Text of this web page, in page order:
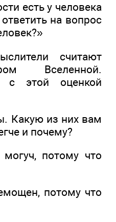
есть у человека
на вопрос
считают
Вселенной.
этой оценкой
Какую из них вам
и почему?
потому что
потому что